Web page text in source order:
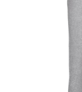
CHI SIAMO